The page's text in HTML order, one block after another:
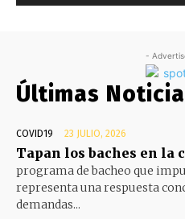
-
Últimas
COVID19 23 JULIO, 2026
Tapan los baches en la
programa de bacheo que
representa una respuesta
demandas...